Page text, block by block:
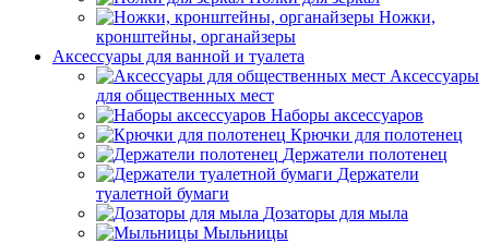
Ножки,
кронштейны, органайзеры
Аксессуары для ванной и туалета
Аксессуары
для общественных мест
Наборы аксессуаров
Крючки для полотенец
Держатели полотенец
Держатели
туалетной бумаги
Дозаторы для мыла
Мыльницы